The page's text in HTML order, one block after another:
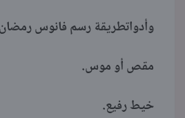
وأدواتطريقة رسم فانوس رمضان
مقص أو موس.
خيط رفيع.